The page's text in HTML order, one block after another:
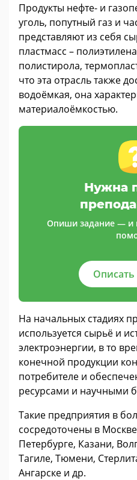
Продукты нефте- и
уголь, попутный газ и
представляют из себя
пластмасс –
полистирола,
что эта отрасль также
водоёмкая, она
материалоёмкостью.
Нужна
Опиши задание — и
Описать
На начальных стадиях
используется сырьё и
электроэнергии, в то
конечной продукции
потребителе и
ресурсами и научными
Такие предприятия в
сосредоточены в
Петербурге, Казани,
Тагиле, Тюмени,
Ангарске и др.